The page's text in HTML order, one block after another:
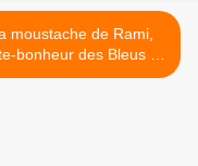
moustache de Rami,
bonheur des Bleus !...
>